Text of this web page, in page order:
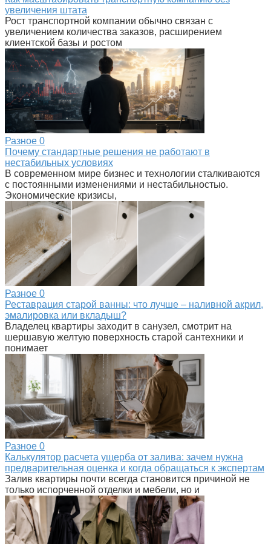
увеличения штата
Рост транспортной компании обычно связан с
увеличением количества заказов, расширением
клиентской базы и ростом
Разное 0
Почему стандартные решения не работают в
нестабильных условиях
В современном мире бизнес и технологии сталкиваются
с постоянными изменениями и нестабильностью.
Экономические кризисы,
Разное 0
Реставрация старой ванны: что лучше – наливной акрил,
эмалировка или вкладыш?
Владелец квартиры заходит в санузел, смотрит на
шершавую желтую поверхность старой сантехники и
понимает
Разное 0
Калькулятор расчета ущерба от залива: зачем нужна
предварительная оценка и когда обращаться к экспертам
Залив квартиры почти всегда становится причиной не
только испорченной отделки и мебели, но и